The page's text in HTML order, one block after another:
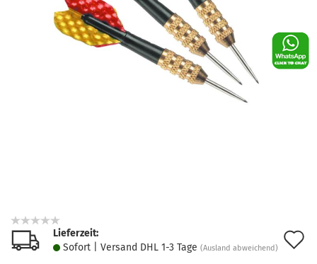
Lieferzeit:
Sofort | Versand DHL 1-3 Tage (Ausland abweichend)